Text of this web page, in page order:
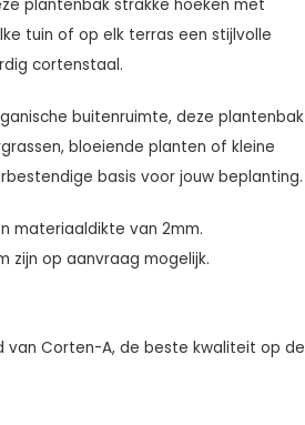
plantenbak strakke hoeken met
tuin of op elk terras een stijlvolle
cortenstaal.
buitenruimte, deze plantenbak
bloeiende planten of kleine
basis voor jouw beplanting.
materiaaldikte van 2mm.
zijn op aanvraag mogelijk.
van Corten-A, de beste kwaliteit op de